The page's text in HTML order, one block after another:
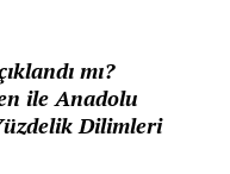
mı?
ile Anadolu
Dilimleri